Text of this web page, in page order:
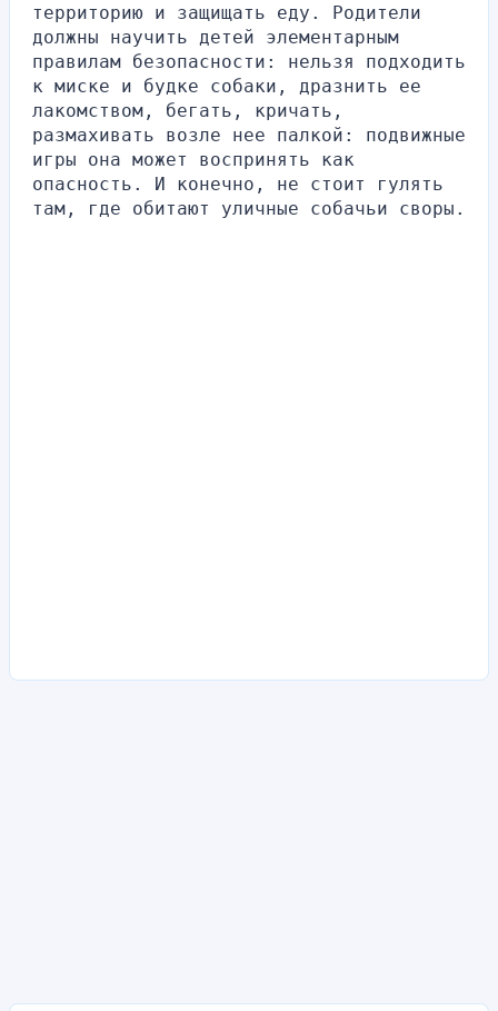
территорию и защищать еду. Родители
должны научить детей элементарным
правилам безопасности: нельзя подходить
к миске и будке собаки, дразнить ее
лакомством, бегать, кричать,
размахивать возле нее палкой: подвижные
игры она может воспринять как
опасность. И конечно, не стоит гулять
там, где обитают уличные собачьи своры.